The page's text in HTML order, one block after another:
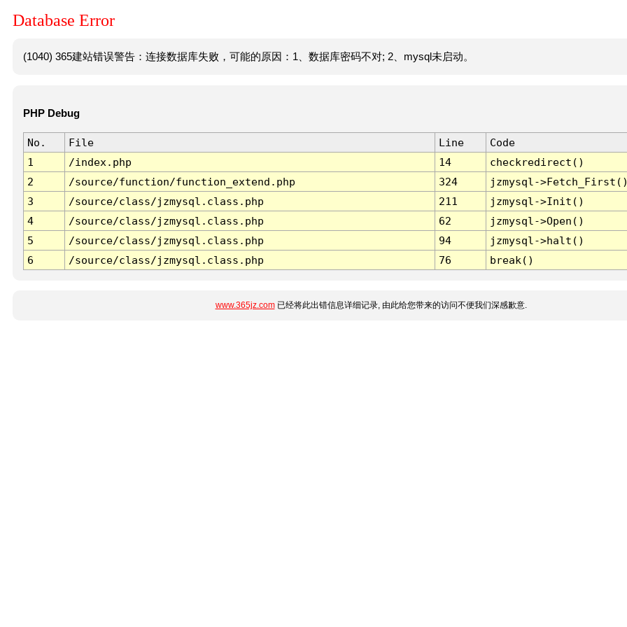
Database Error
(1040) 365建站错误警告：连接数据库失败，可能的原因：1、数据库密码不对; 2、mysql未启动。
PHP Debug
No. File Line
Code
1
/index.php 14
checkredirect()
2
/source/function/function_extend.php 324
jzmysql-
3
/source/class/jzmysql.class.php 211
jzmysql->Init()
4
/source/class/jzmysql.class.php 62
jzmysql->Open()
5
/source/class/jzmysql.class.php 94
jzmysql->halt()
6
/source/class/jzmysql.class.php 76 break()
www.365jz.com已经将此出错信息详细记录, 由此给您带来的访问不便我们深感歉意.